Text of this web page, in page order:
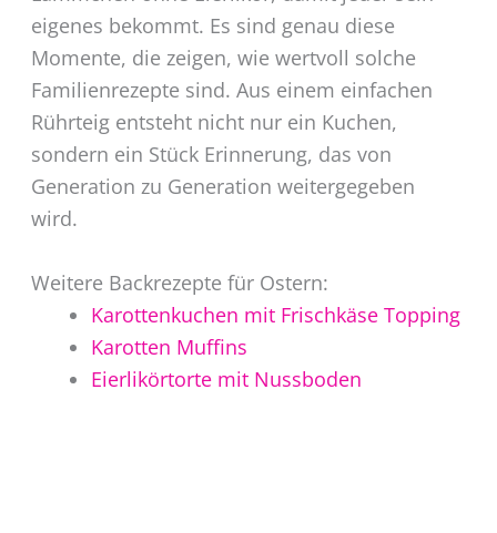
eigenes bekommt. Es sind genau diese
Momente, die zeigen, wie wertvoll solche
Familienrezepte sind. Aus einem einfachen
Rührteig entsteht nicht nur ein Kuchen,
sondern ein Stück Erinnerung, das von
Generation zu Generation weitergegeben
wird.
Weitere Backrezepte für Ostern:
Karottenkuchen mit Frischkäse Topping
Karotten Muffins
Eierlikörtorte mit Nussboden